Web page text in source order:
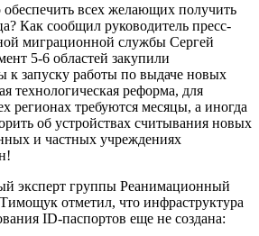
обеспечить всех желающих получить
Как сообщил руководитель пресс-
миграционной службы Сергей
5-6 областей закупили
к запуску работы по выдаче новых
технологическая реформа, для
регионах требуются месяцы, а иногда
об устройствах считывания новых
и частных учреждениях
эксперт группы Реанимационный
отметил, что инфраструктура
ID-паспортов еще не создана: